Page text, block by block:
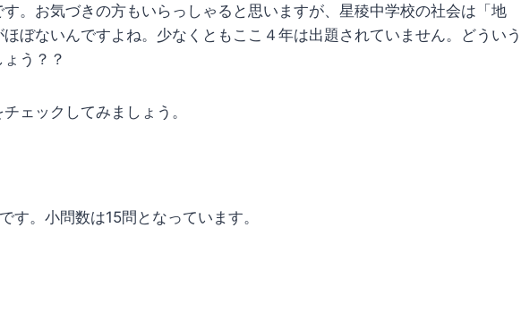
。お気づきの方もいらっしゃると思いますが、星稜中学校の社会は「地
ぼないんですよね。少なくともここ４年は出題されていません。どういう
う？？
ェックしてみましょう。
す。小問数は15問となっています。